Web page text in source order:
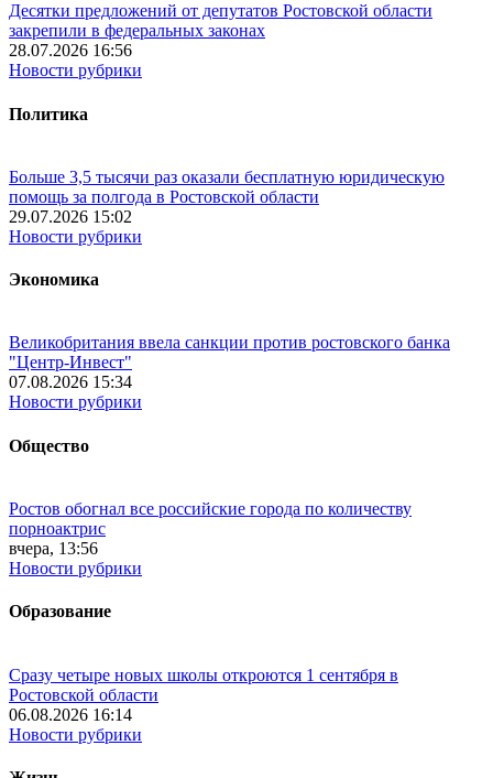
Десятки предложений от депутатов Ростовской области
закрепили в федеральных законах
28.07.2026 16:56
Новости рубрики
Политика
Больше 3,5 тысячи раз оказали бесплатную юридическую
помощь за полгода в Ростовской области
29.07.2026 15:02
Новости рубрики
Экономика
Великобритания ввела санкции против ростовского банка
"Центр-Инвест"
07.08.2026 15:34
Новости рубрики
Общество
Ростов обогнал все российские города по количеству
порноактрис
вчера, 13:56
Новости рубрики
Образование
Сразу четыре новых школы откроются 1 сентября в
Ростовской области
06.08.2026 16:14
Новости рубрики